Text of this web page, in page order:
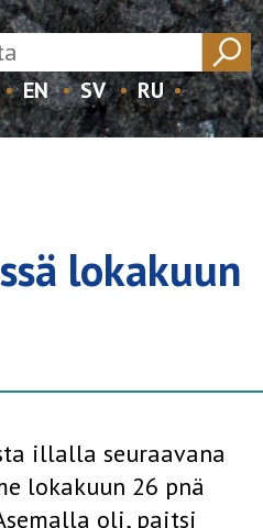
EN SV RU
lokakuun
illalla seuraavana
lokakuun 26 pnä
oli, paitsi